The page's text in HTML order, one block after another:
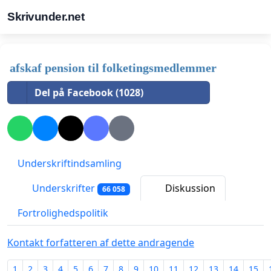
Skrivunder.net
afskaf pension til folketingsmedlemmer
Del på Facebook (1028)
Underskriftindsamling
Underskrifter
66 058
Diskussion
Fortrolighedspolitik
Kontakt forfatteren af dette andragende